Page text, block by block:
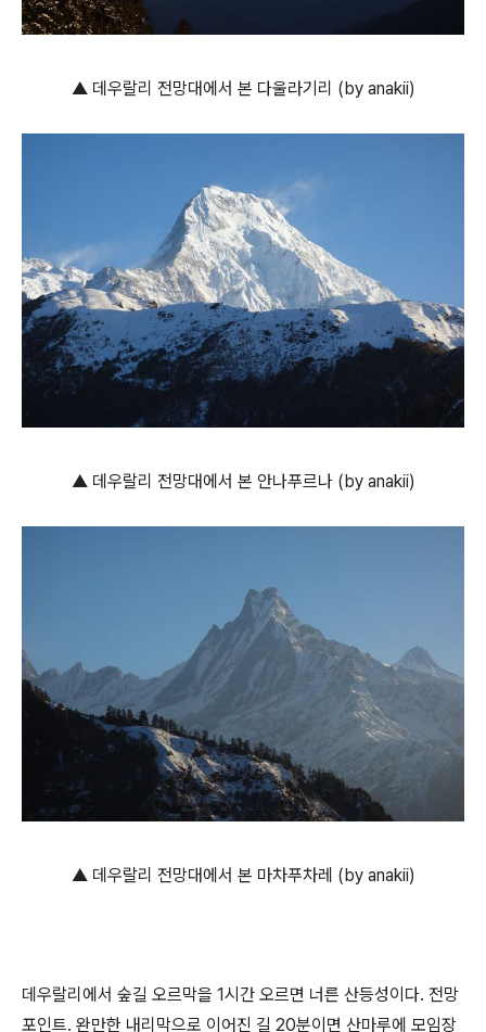
▲ 데우랄리 전망대에서 본 다울라기리 (by anakii)
▲ 데우랄리 전망대에서 본 안나푸르나 (by anakii)
▲ 데우랄리 전망대에서 본 마차푸차레 (by anakii)
데우랄리에서 숲길 오르막을 1시간 오르면 너른 산등성이다. 전망
포인트. 완만한 내리막으로 이어진 길 20분이면 산마루에 모임장